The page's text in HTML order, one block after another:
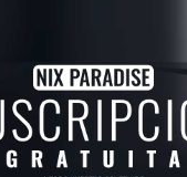
NADIE te
2023